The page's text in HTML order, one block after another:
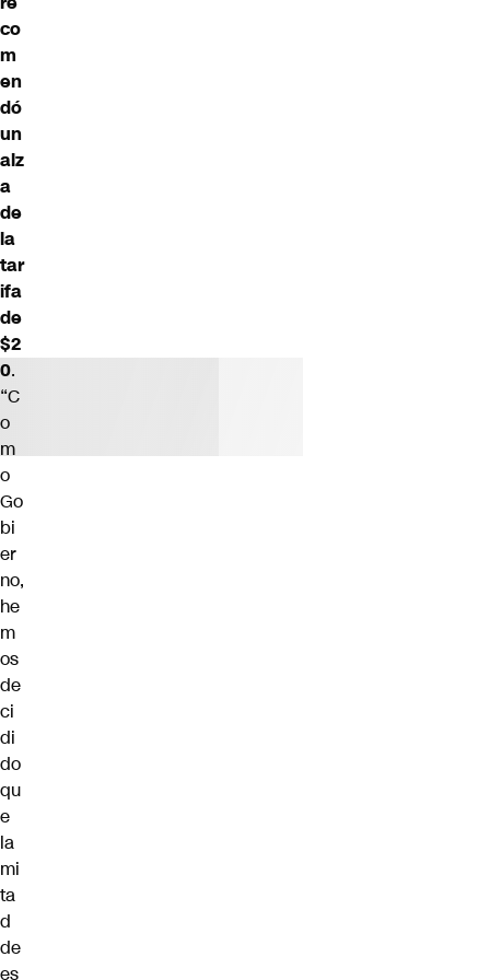
co
m
en
dó
un
alz
a
de
la
tar
ifa
de
$2
0.
“C
o
m
o
Go
bi
er
no,
he
m
os
de
ci
di
do
qu
e
la
mi
ta
d
de
es